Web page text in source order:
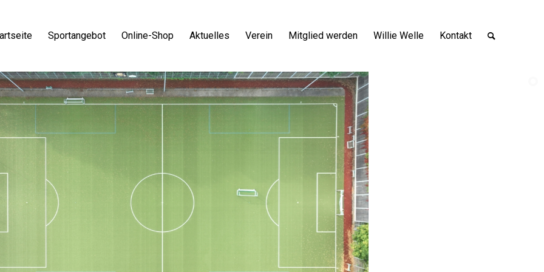
Sportangebot Online-Shop Aktuelles Verein Mitglied werden Willie Welle Kontakt